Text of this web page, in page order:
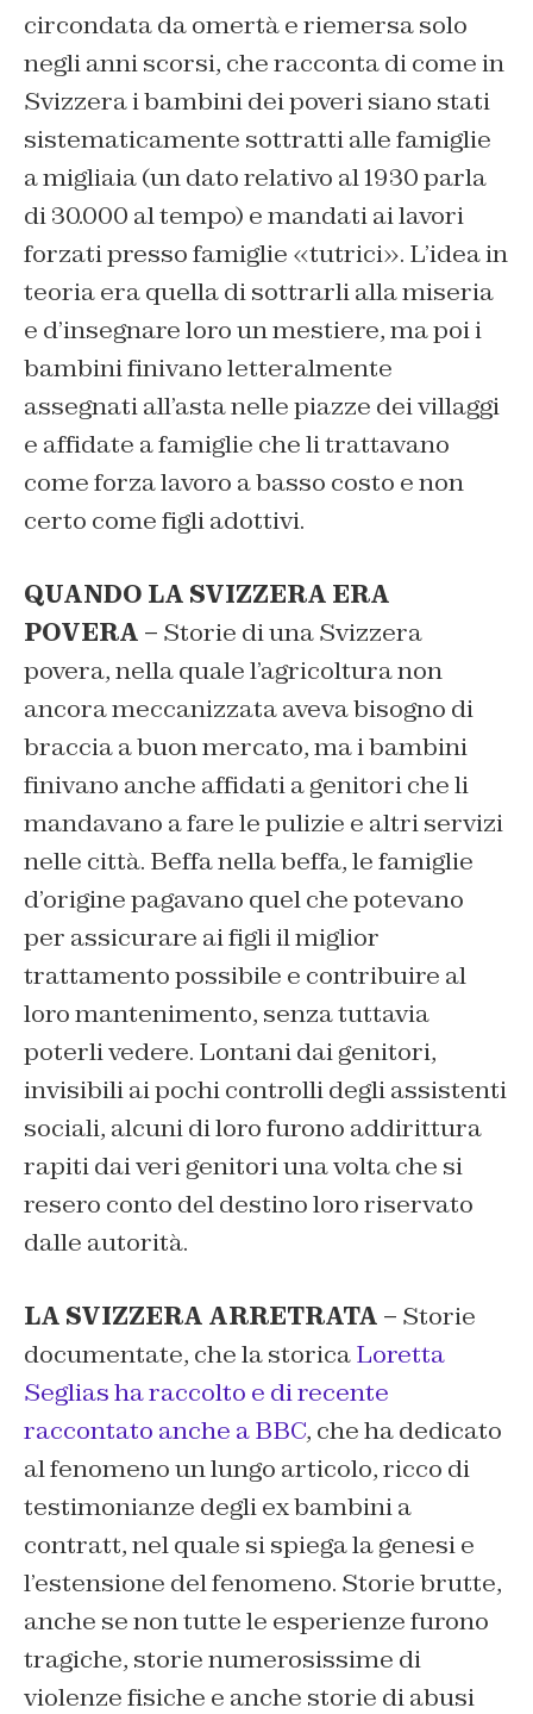
circondata da omertà e riemersa solo
negli anni scorsi, che racconta di come in
Svizzera i bambini dei poveri siano stati
sistematicamente sottratti alle famiglie
a migliaia (un dato relativo al 1930 parla
di 30.000 al tempo) e mandati ai lavori
forzati presso famiglie «tutrici». L’idea in
teoria era quella di sottrarli alla miseria
e d’insegnare loro un mestiere, ma poi i
bambini finivano letteralmente
assegnati all’asta nelle piazze dei villaggi
e affidate a famiglie che li trattavano
come forza lavoro a basso costo e non
certo come figli adottivi.
QUANDO LA SVIZZERA ERA
POVERA – Storie di una Svizzera
povera, nella quale l’agricoltura non
ancora meccanizzata aveva bisogno di
braccia a buon mercato, ma i bambini
finivano anche affidati a genitori che li
mandavano a fare le pulizie e altri servizi
nelle città. Beffa nella beffa, le famiglie
d’origine pagavano quel che potevano
per assicurare ai figli il miglior
trattamento possibile e contribuire al
loro mantenimento, senza tuttavia
poterli vedere. Lontani dai genitori,
invisibili ai pochi controlli degli assistenti
sociali, alcuni di loro furono addirittura
rapiti dai veri genitori una volta che si
resero conto del destino loro riservato
dalle autorità.
LA SVIZZERA ARRETRATA – Storie
documentate, che la storicaLoretta
Segliasha raccolto e di recente
raccontato anche a BBC, che ha dedicato
al fenomeno un lungo articolo, ricco di
testimonianze degli ex bambini a
contratt, nel quale si spiega la genesi e
l’estensione del fenomeno. Storie brutte,
anche se non tutte le esperienze furono
tragiche, storie numerosissime di
violenze fisiche e anche storie di abusi